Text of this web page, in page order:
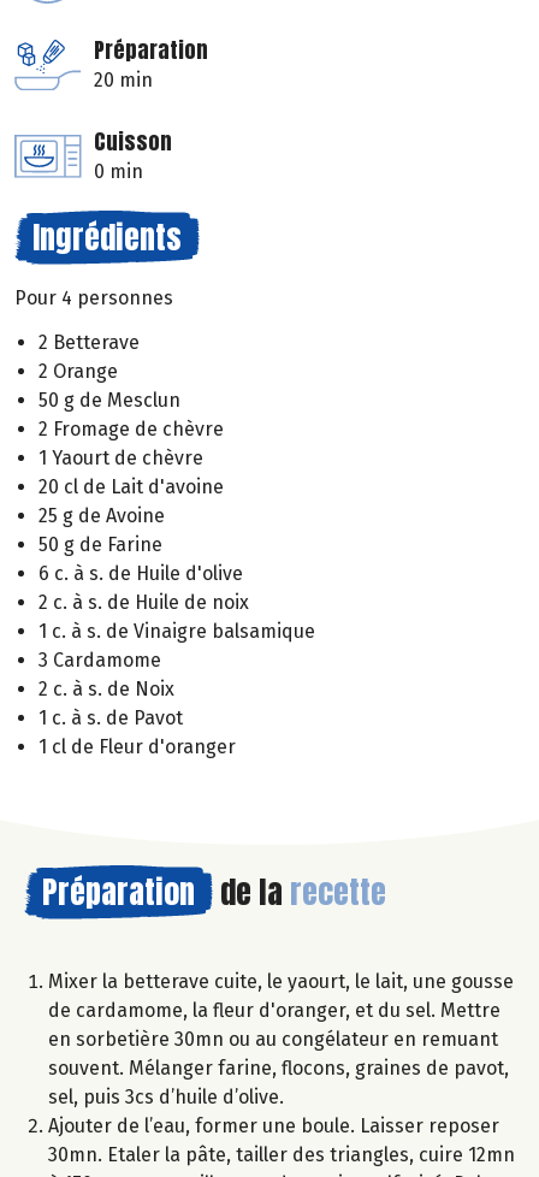
Préparation
20 min
Cuisson
0 min
Ingrédients
Pour 4 personnes
2 Betterave
2 Orange
50 g de Mesclun
2 Fromage de chèvre
1 Yaourt de chèvre
20 cl de Lait d'avoine
25 g de Avoine
50 g de Farine
6 c. à s. de Huile d'olive
2 c. à s. de Huile de noix
1 c. à s. de Vinaigre balsamique
3 Cardamome
2 c. à s. de Noix
1 c. à s. de Pavot
1 cl de Fleur d'oranger
Préparation de la recette
Mixer la betterave cuite, le yaourt, le lait, une gousse
de cardamome, la fleur d'oranger, et du sel. Mettre
en sorbetière 30mn ou au congélateur en remuant
souvent. Mélanger farine, flocons, graines de pavot,
sel, puis 3cs d’huile d’olive.
Ajouter de l’eau, former une boule. Laisser reposer
30mn. Etaler la pâte, tailler des triangles, cuire 12mn